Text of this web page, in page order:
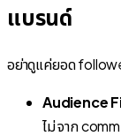
แบรนด์
อย่าดูแค่ยอด
Audience
ไม่ จาก